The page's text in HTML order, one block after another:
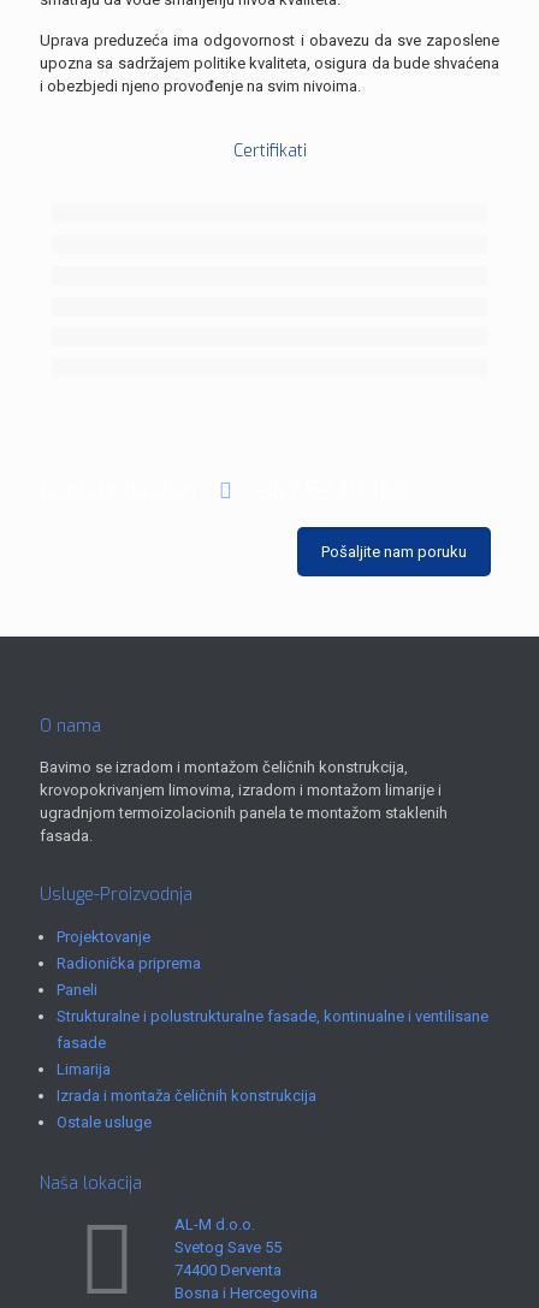
Uprava preduzeća ima odgovornost i obavezu da sve zaposlene
upozna sa sadržajem politike kvaliteta, osigura da bude shvaćena
i obezbjedi njeno provođenje na svim nivoima.
Certifikati
Pošaljite nam poruku
O nama
Bavimo se izradom i montažom čeličnih konstrukcija,
krovopokrivanjem limovima, izradom i montažom limarije i
ugradnjom termoizolacionih panela te montažom staklenih
fasada.
Usluge-Proizvodnja
Projektovanje
Radionička priprema
Paneli
Strukturalne i polustrukturalne fasade, kontinualne i ventilisane
fasade
Limarija
Izrada i montaža čeličnih konstrukcija
Ostale usluge
Naša lokacija
AL-M d.o.o.
Svetog Save 55
74400 Derventa
Bosna i Hercegovina